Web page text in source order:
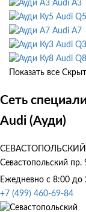
Audi A3
Audi Q5
Audi A7
Audi Q3
Audi Q8
Показать все
Сеть
Audi (Ауди)
СЕВАСТОПОЛЬСКИЙ
Севастопольский пр.
Ежедневно с 8:00 до
+7 (499) 460-69-84